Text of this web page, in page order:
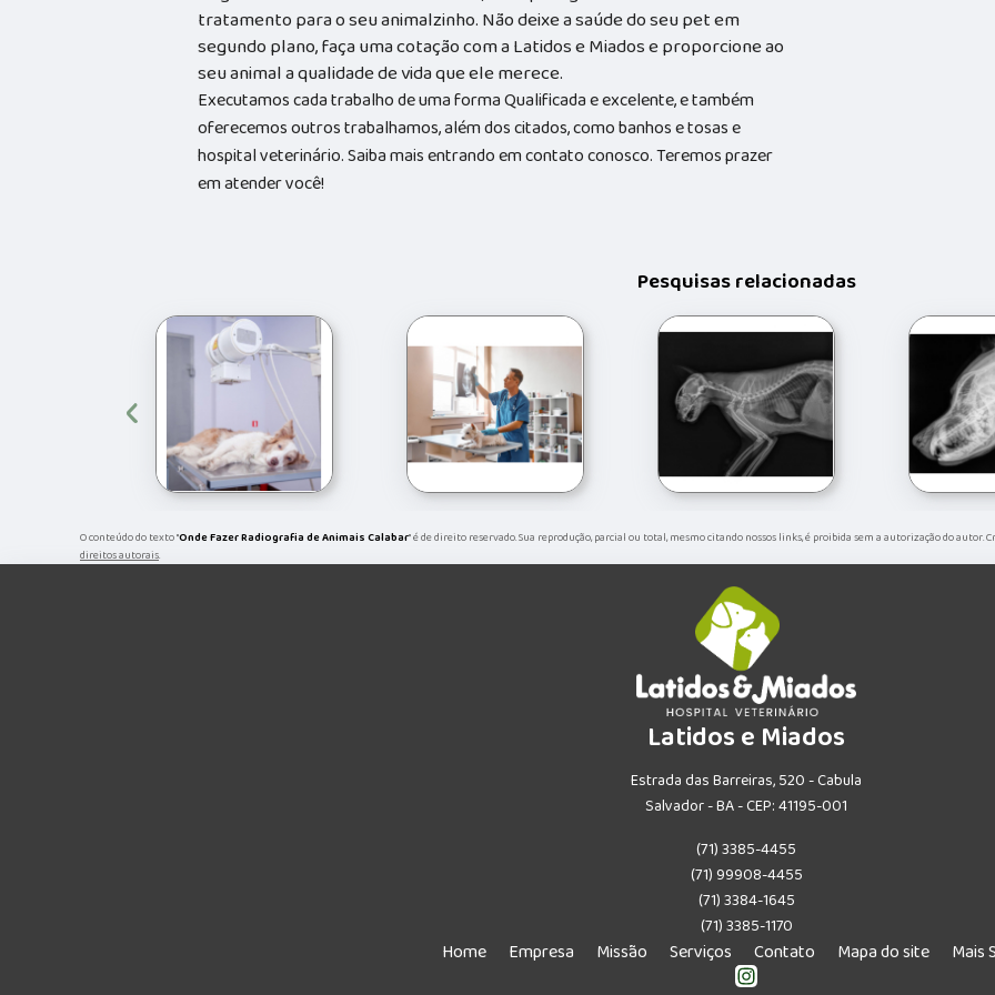
tratamento para o seu animalzinho. Não deixe a saúde do seu pet em
segundo plano, faça uma cotação com a Latidos e Miados e proporcione ao
seu animal a qualidade de vida que ele merece.
Executamos cada trabalho de uma forma Qualificada e excelente, e também
oferecemos outros trabalhamos, além dos citados, como banhos e tosas e
hospital veterinário. Saiba mais entrando em contato conosco. Teremos prazer
em atender você!
Pesquisas relacionadas
‹
O conteúdo do texto "Onde Fazer Radiografia de Animais Calabar" é de direito reservado. Sua reprodução, parcial ou total, mesmo citando nossos links, é proibida sem a autorização do
direitos autorais.
Latidos e Miados
Estrada das Barreiras, 520 - Cabula
Salvador - BA - CEP: 41195-001
(71) 3385-4455
(71) 99908-4455
(71) 3384-1645
(71) 3385-1170
Home Empresa Missão Serviços Contato Mapa do site Mais